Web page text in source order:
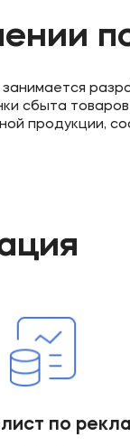
сбыта
продукции,
по